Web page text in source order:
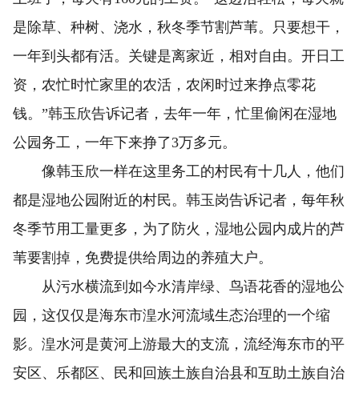
是除草、种树、浇水，秋冬季节割芦苇。只要想干，
一年到头都有活。关键是离家近，相对自由。开日工
资，农忙时忙家里的农活，农闲时过来挣点零花
钱。”韩玉欣告诉记者，去年一年，忙里偷闲在湿地
公园务工，一年下来挣了3万多元。
像韩玉欣一样在这里务工的村民有十几人，他们
都是湿地公园附近的村民。韩玉岗告诉记者，每年秋
冬季节用工量更多，为了防火，湿地公园内成片的芦
苇要割掉，免费提供给周边的养殖大户。
从污水横流到如今水清岸绿、鸟语花香的湿地公
园，这仅仅是海东市湟水河流域生态治理的一个缩
影。湟水河是黄河上游最大的支流，流经海东市的平
安区、乐都区、民和回族土族自治县和互助土族自治